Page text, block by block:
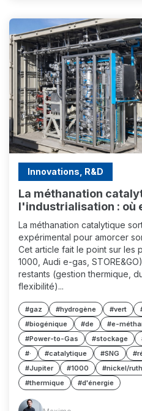
Innovations, R&D
La méthanation
l'industrialisation : où
La méthanation catalytique
expérimental pour amorcer
Cet article fait le point sur les
1000, Audi e-gas,
restants (gestion thermique,
flexibilité)...
#gaz #hydrogène #vert
#biogénique
#de #e-
#Power-to-Gas
#stockage
#·
#catalytique #SNG
#Jupiter
#1000 #nickel/
#thermique
#d'énergie
Maxime